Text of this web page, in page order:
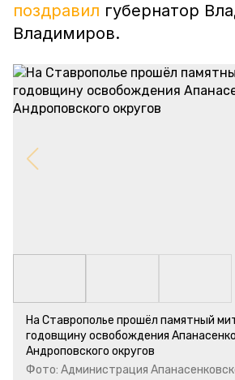
поздравил губернатор
Владимиров.
На Ставрополье прошёл памятный
годовщину освобождения
Андроповского округов
Фото: Администрация